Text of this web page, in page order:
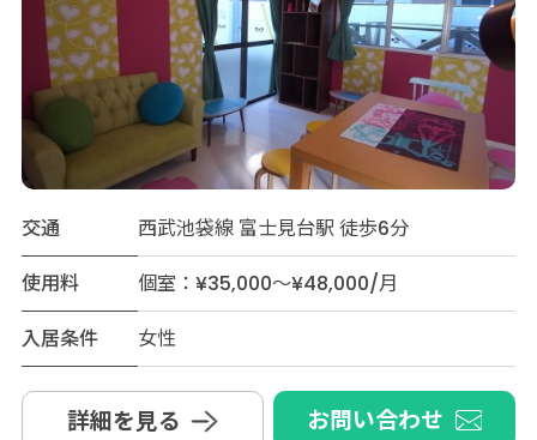
交通
西武池袋線 富士見台駅 徒歩6分
使用料
個室：¥35,000～¥48,000/月
入居条件
女性
詳細を見る お問い合わせ